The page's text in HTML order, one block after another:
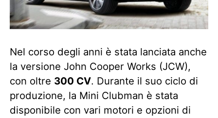
Nel corso degli anni è stata lanciata anche
la versione John Cooper Works (JCW),
con oltre 300 CV. Durante il suo ciclo di
produzione, la Mini Clubman è stata
disponibile con vari motori e opzioni di